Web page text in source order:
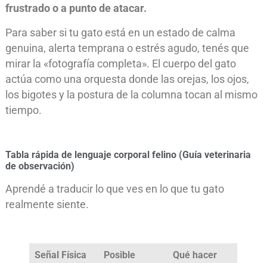
frustrado o a punto de atacar.
Para saber si tu gato está en un estado de calma
genuina, alerta temprana o estrés agudo, tenés que
mirar la «fotografía completa». El cuerpo del gato
actúa como una orquesta donde las orejas, los ojos,
los bigotes y la postura de la columna tocan al mismo
tiempo.
Tabla rápida de lenguaje corporal felino (Guía veterinaria
de observación)
Aprendé a traducir lo que ves en lo que tu gato
realmente siente.
Señal Física Posible Qué hacer